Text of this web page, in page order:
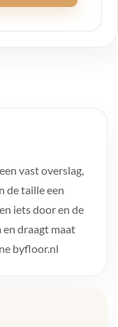
vast overslag,
de taille een
iets door en de
en draagt maat
byfloor.nl